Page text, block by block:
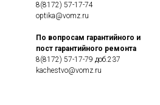
8(8172) 57-17-74
optika@vomz.ru
По вопросам гарантийного и
пост гарантийного ремонта
8(8172) 57-17-79 доб.237
kachestvo@vomz.ru